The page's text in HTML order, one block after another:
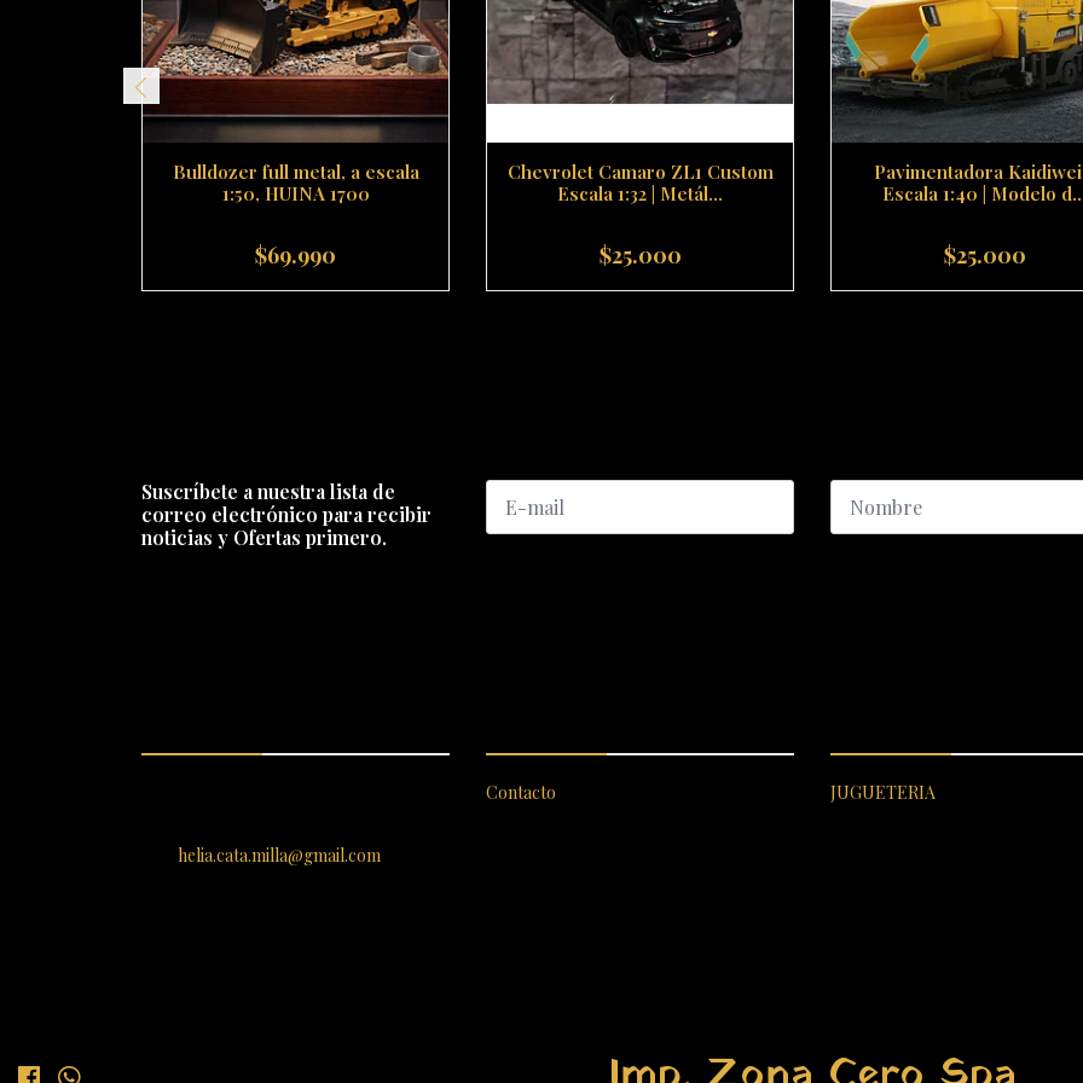
Bulldozer full metal, a escala
1:50, HUINA 1700
+
$69.990
Chevrolet Camaro ZL1 Custom
Escala 1:32 | Metál...
+
$25.000
Pavimentadora
Escala 1:40 | Modelo
+
$25.000
Suscríbete a nuestra lista de
correo electrónico para recibir
noticias y Ofertas primero.
helia.cata.milla@gmail.com
Contacto JUGUETERIA